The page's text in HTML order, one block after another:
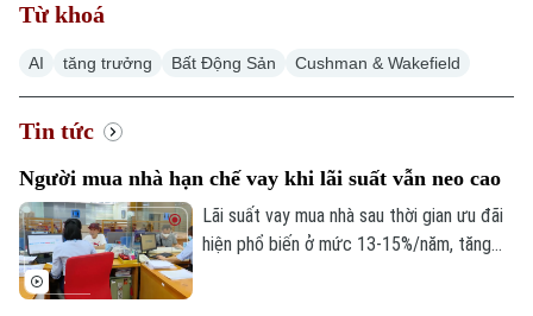
Từ khoá
AI tăng trưởng Bất Động Sản Cushman & Wakefield
Tin tức
Người mua nhà hạn chế vay khi lãi suất vẫn neo cao
Lãi suất vay mua nhà sau thời gian ưu đãi
hiện phổ biến ở mức 13-15%/năm, tăng